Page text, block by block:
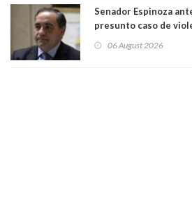
Senador Espinoza
presunto caso de
antecedentes a
06 August 2026